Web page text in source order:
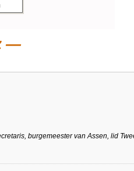
burgemeester van Assen, lid